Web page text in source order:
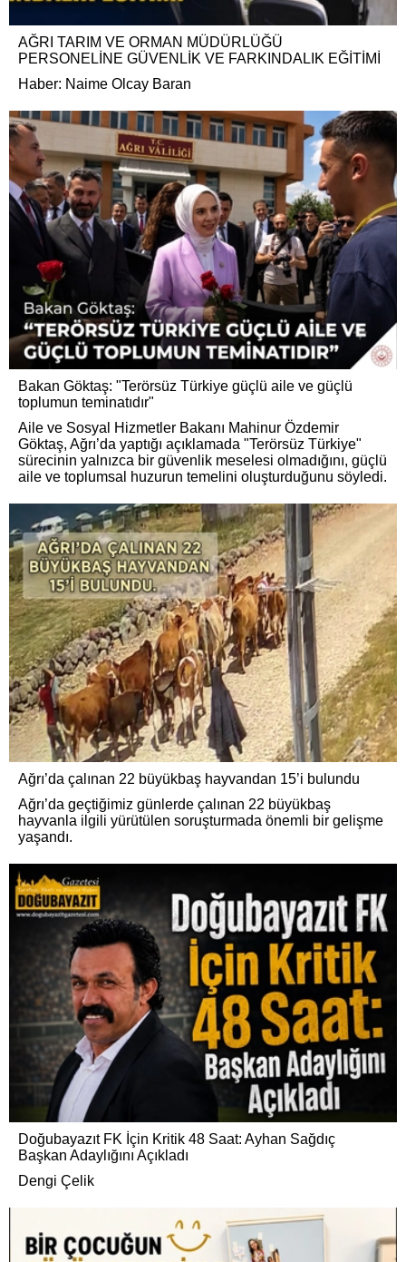
AĞRI TARIM VE ORMAN MÜDÜRLÜĞÜ
PERSONELİNE GÜVENLİK VE FARKINDALIK EĞİTİMİ
Haber: Naime Olcay Baran
Bakan Göktaş: "Terörsüz Türkiye güçlü aile ve güçlü
toplumun teminatıdır"
Aile ve Sosyal Hizmetler Bakanı Mahinur Özdemir
Göktaş, Ağrı’da yaptığı açıklamada "Terörsüz Türkiye"
sürecinin yalnızca bir güvenlik meselesi olmadığını, güçlü
aile ve toplumsal huzurun temelini oluşturduğunu söyledi.
Ağrı’da çalınan 22 büyükbaş hayvandan 15’i bulundu
Ağrı’da geçtiğimiz günlerde çalınan 22 büyükbaş
hayvanla ilgili yürütülen soruşturmada önemli bir gelişme
yaşandı.
Doğubayazıt FK İçin Kritik 48 Saat: Ayhan Sağdıç
Başkan Adaylığını Açıkladı
Dengi Çelik